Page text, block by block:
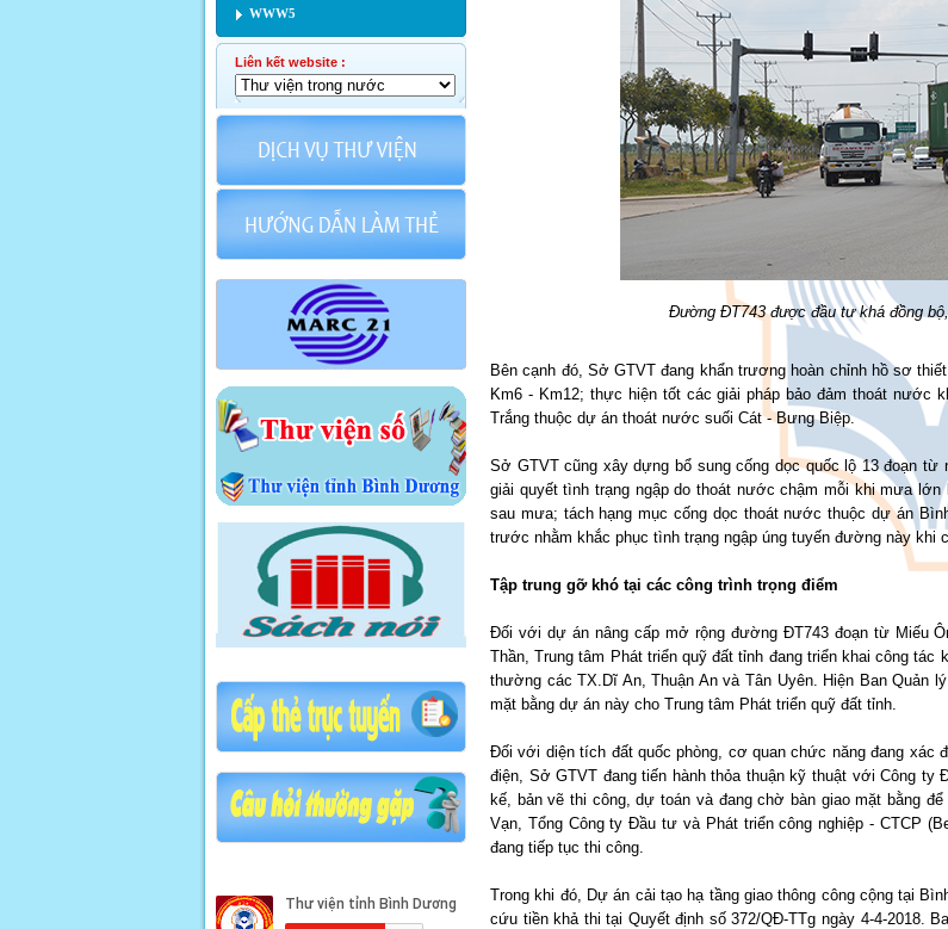
WWW5
Liên kết website :
Đường ĐT743 được đầu tư khá đồng
Bên cạnh đó, Sở GTVT đang khẩn trương hoàn chỉnh hồ sơ
Km6 - Km12; thực hiện tốt các giải pháp bảo đảm thoát nước
Trắng thuộc dự án thoát nước suối Cát - Bưng Biệp.
Sở GTVT cũng xây dựng bổ sung cống dọc quốc lộ 13 đoạn
giải quyết tình trạng ngập do thoát nước chậm mỗi khi mưa
sau mưa; tách hạng mục cống dọc thoát nước thuộc dự án
trước nhằm khắc phục tình trạng ngập úng tuyến đường này khi
Tập trung gỡ khó tại các công trình trọng điểm
Đối với dự án nâng cấp mở rộng đường ĐT743 đoạn từ Miếu
Thần, Trung tâm Phát triển quỹ đất tỉnh đang triển khai công
thường các TX.Dĩ An, Thuận An và Tân Uyên. Hiện Ban Quản
mặt bằng dự án này cho Trung tâm Phát triển quỹ đất tỉnh.
Đối với diện tích đất quốc phòng, cơ quan chức năng đang xác
điện, Sở GTVT đang tiến hành thỏa thuận kỹ thuật với Công
kế, bản vẽ thi công, dự toán và đang chờ bàn giao mặt bằng
Vạn, Tổng Công ty Đầu tư và Phát triển công nghiệp - CTCP
đang tiếp tục thi công.
Trong khi đó, Dự án cải tạo hạ tầng giao thông công cộng tại
cứu tiền khả thi tại Quyết định số 372/QĐ-TTg ngày 4-4-2018.